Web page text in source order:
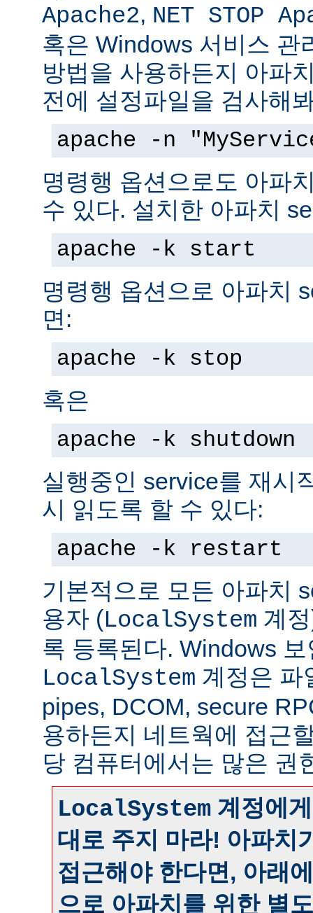
Apache2, NET STOP
혹은 Windows 서비스 관
방법을 사용하든지 아파
전에 설정파일을 검사해
apache -n
명령행 옵션으로도 아파
수 있다. 설치한 아파치
apache -k start
명령행 옵션으로 아파치
면:
apache -k stop
혹은
apache -k shutdown
실행중인 service를 재시
시 읽도록 할 수 있다:
apache -k restart
기본적으로 모든 아파치
용자 (LocalSystem 계
록 등록된다. Windows
LocalSystem 계정은 파
pipes, DCOM, secure
용하든지 네트웍에 접근
당 컴퓨터에서는 많은 권
LocalSystem 계정에
대로 주지 마라! 아파치
접근해야 한다면, 아래
으로 아파치를 위한 별